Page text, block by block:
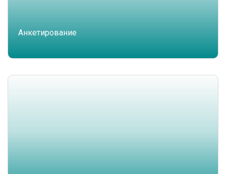
Анкетирование